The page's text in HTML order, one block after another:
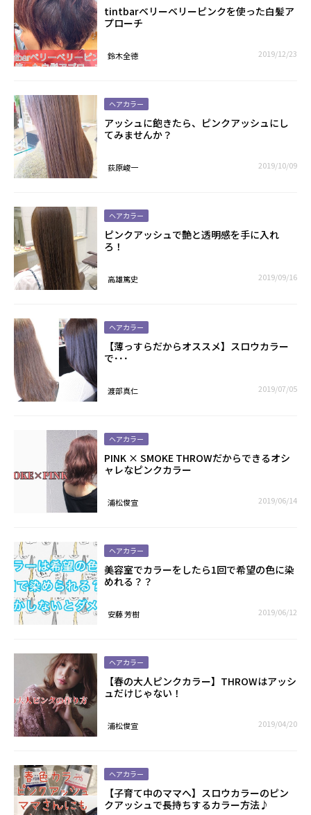
tintbarベリーベリーピンクを使った白髪ア
プローチ
鈴木全德 2019/12/23
ヘアカラー
アッシュに飽きたら、ピンクアッシュにし
てみませんか？
荻原峻一 2019/10/09
ヘアカラー
ピンクアッシュで艶と透明感を手に入れ
ろ！
高雄篤史 2019/09/16
ヘアカラー
【薄っすらだからオススメ】スロウカラー
で･･･
渡部真仁 2019/07/05
ヘアカラー
PINK × SMOKE THROWだからできるオシ
ャレなピンクカラー
浦松俊宣 2019/06/14
ヘアカラー
美容室でカラーをしたら1回で希望の色に染
めれる？？
安藤 芳樹 2019/06/12
ヘアカラー
【春の大人ピンクカラー】THROWはアッシ
ュだけじゃない！
浦松俊宣 2019/04/20
ヘアカラー
【子育て中のママへ】スロウカラーのピン
クアッシュで長持ちするカラー方法♪